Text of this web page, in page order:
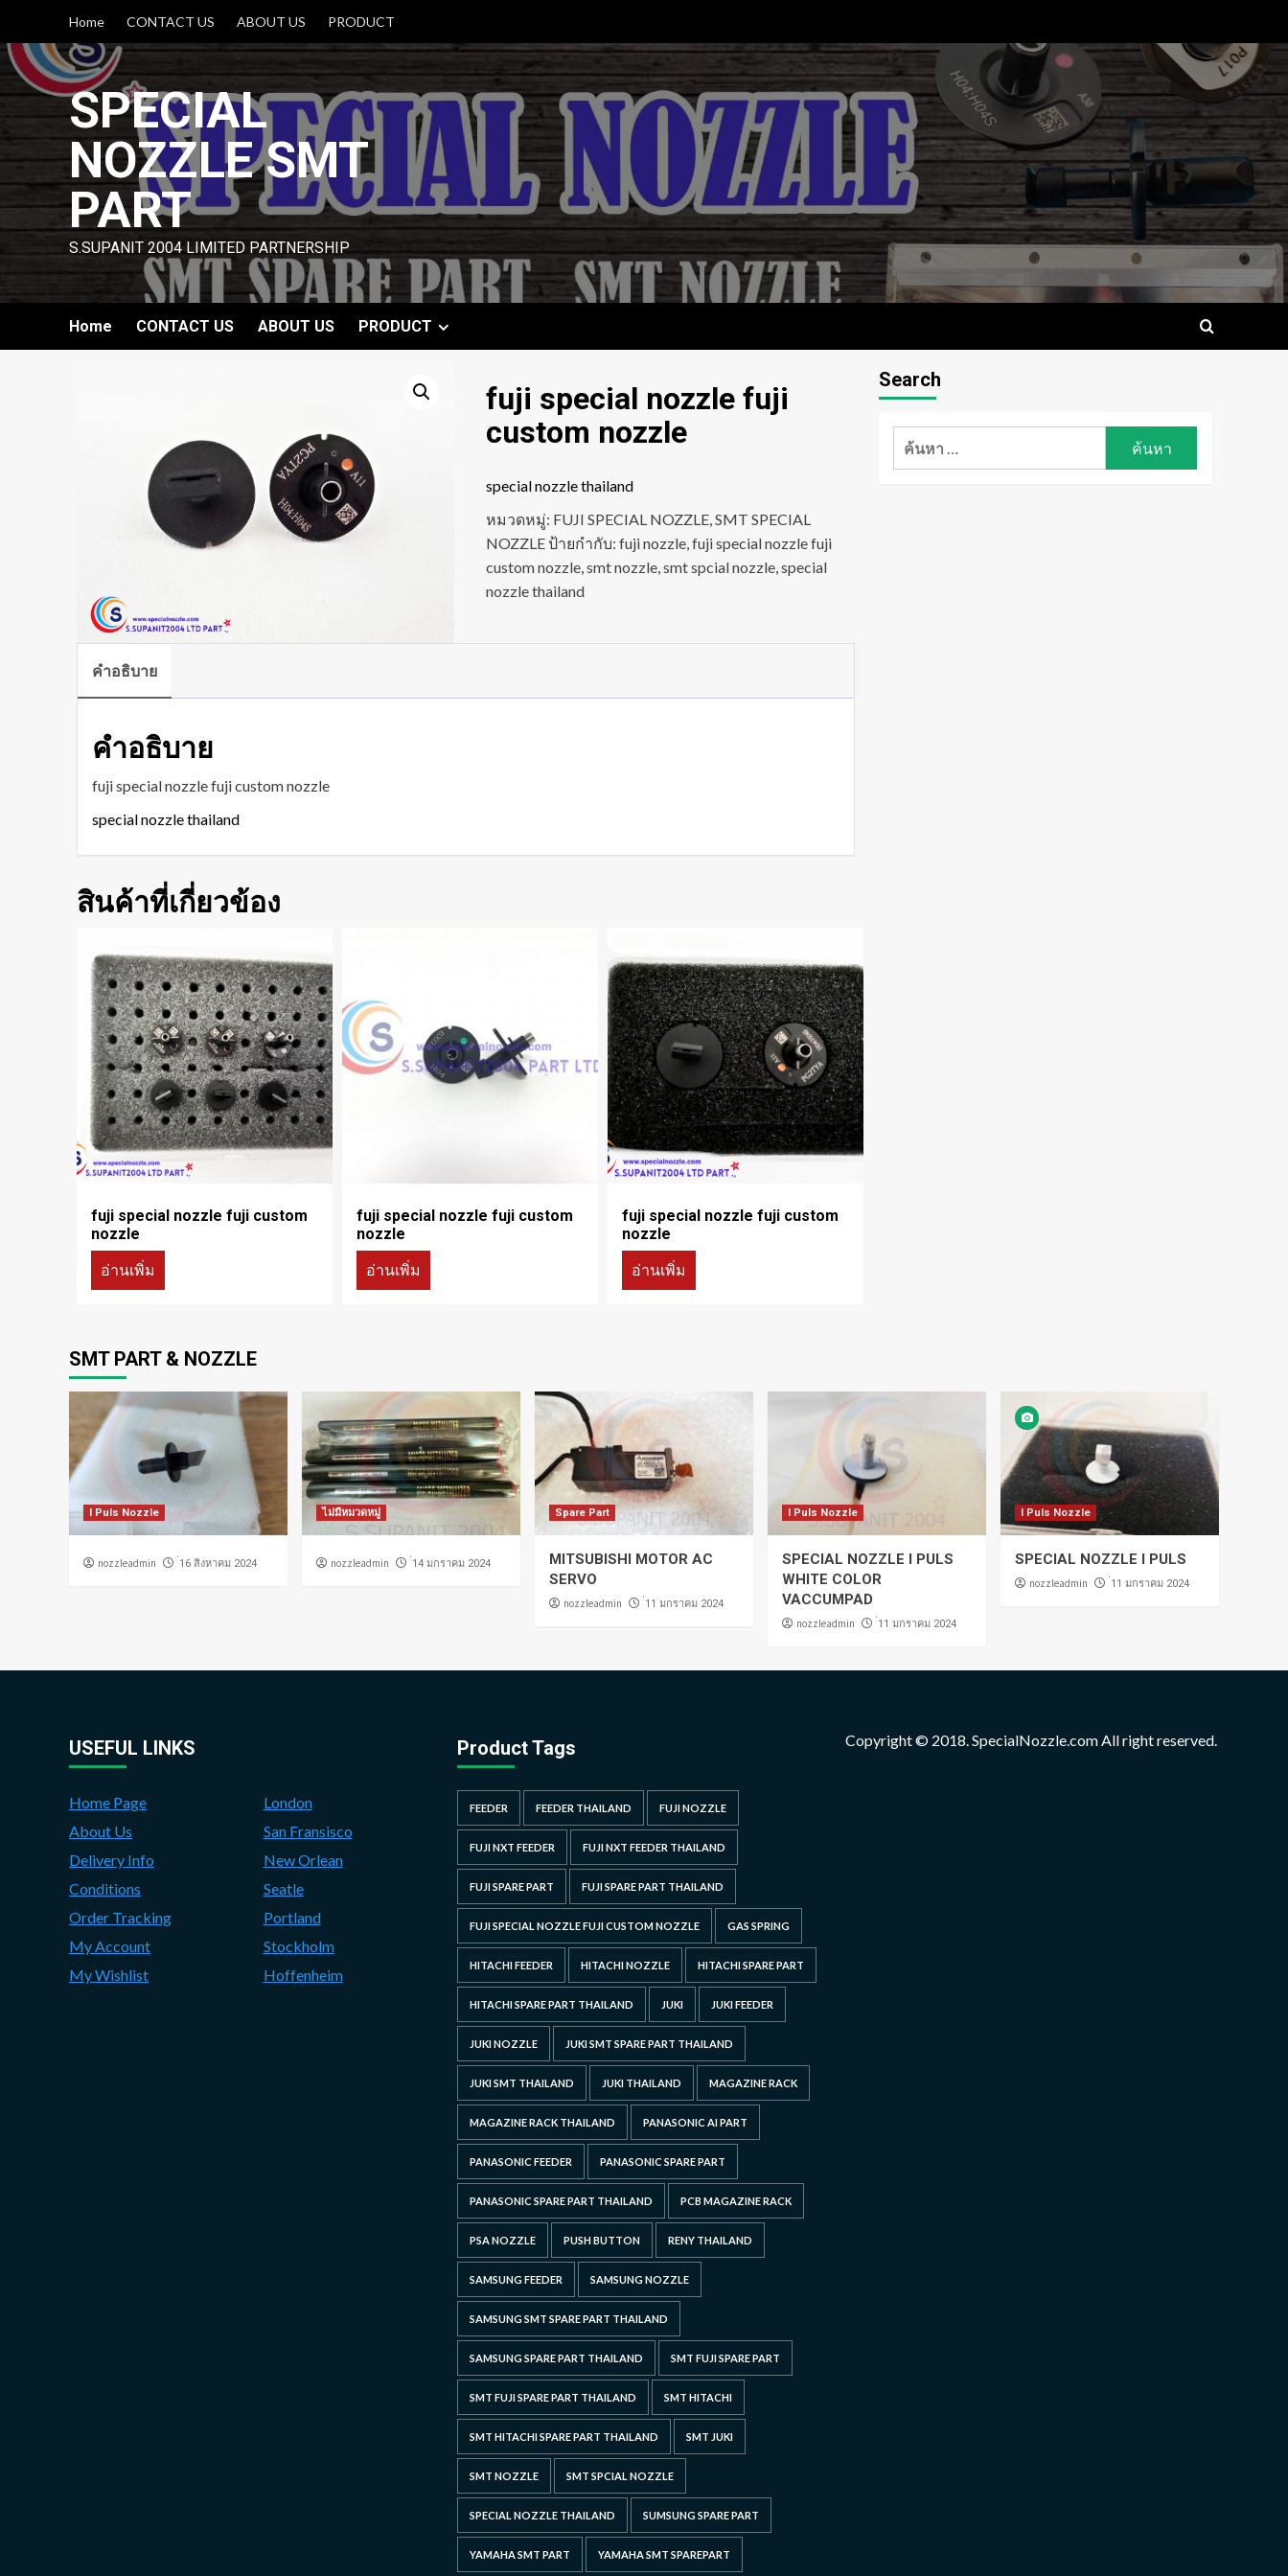
content
Home CONTACT US ABOUT US PRODUCT
SPECIAL
NOZZLE SMT
PART
S.SUPANIT 2004 LIMITED PARTNERSHIP
Home CONTACT US ABOUT US PRODUCT
fuji special nozzle fuji
custom nozzle
special nozzle thailand
หมวดหมู่: FUJI SPECIAL NOZZLE,SMT SPECIAL
NOZZLEป้ายกำกับ: fuji nozzle,fuji special nozzle fuji
custom nozzle,smt nozzle,smt spcial nozzle,special
nozzle thailand
คำอธิบาย
คำอธิบาย
fuji special nozzle fuji custom nozzle
special nozzle thailand
สินค้าที่เกี่ยวข้อง
fuji special nozzle fuji custom
nozzle
อ่านเพิ่ม
fuji special nozzle fuji custom
nozzle
อ่านเพิ่ม
fuji special nozzle fuji custom
nozzle
อ่านเพิ่ม
Search
ค้นหา
SMT PART & NOZZLE
I Puls Nozzle
nozzleadmin ่16 สิงหาคม 2024
ไม่มีหมวดหมู่
nozzleadmin ่14 มกราคม 2024
Spare Part
MITSUBISHI MOTOR AC
SERVO
nozzleadmin ่11 มกราคม 2024
I Puls Nozzle
SPECIAL NOZZLE I PULS
WHITE COLOR
VACCUMPAD
nozzleadmin ่11 มกราคม 2024
I Puls Nozzle
SPECIAL NOZZLE I PULS
nozzleadmin ่11 มกราคม 2024
USEFUL LINKS
Home Page
About Us
Delivery Info
Conditions
Order Tracking
My Account
My Wishlist
London
San Fransisco
New Orlean
Seatle
Portland
Stockholm
Hoffenheim
Product Tags
FEEDER FEEDER THAILAND FUJI NOZZLE
FUJI NXT FEEDER FUJI NXT FEEDER THAILAND
FUJI SPARE PART FUJI SPARE PART THAILAND
FUJI SPECIAL NOZZLE FUJI CUSTOM NOZZLE GAS SPRING
HITACHI FEEDER HITACHI NOZZLE HITACHI SPARE PART
HITACHI SPARE PART THAILAND JUKI JUKI FEEDER
JUKI NOZZLE JUKI SMT SPARE PART THAILAND
JUKI SMT THAILAND JUKI THAILAND MAGAZINE RACK
MAGAZINE RACK THAILAND PANASONIC AI PART
PANASONIC FEEDER PANASONIC SPARE PART
PANASONIC SPARE PART THAILAND PCB MAGAZINE RACK
PSA NOZZLE PUSH BUTTON RENY THAILAND
SAMSUNG FEEDER SAMSUNG NOZZLE
SAMSUNG SMT SPARE PART THAILAND
SAMSUNG SPARE PART THAILAND SMT FUJI SPARE PART
SMT FUJI SPARE PART THAILAND SMT HITACHI
SMT HITACHI SPARE PART THAILAND SMT JUKI
SMT NOZZLE SMT SPCIAL NOZZLE
SPECIAL NOZZLE THAILAND SUMSUNG SPARE PART
YAMAHA SMT PART YAMAHA SMT SPAREPART
Copyright © 2018. SpecialNozzle.com All right reserved.